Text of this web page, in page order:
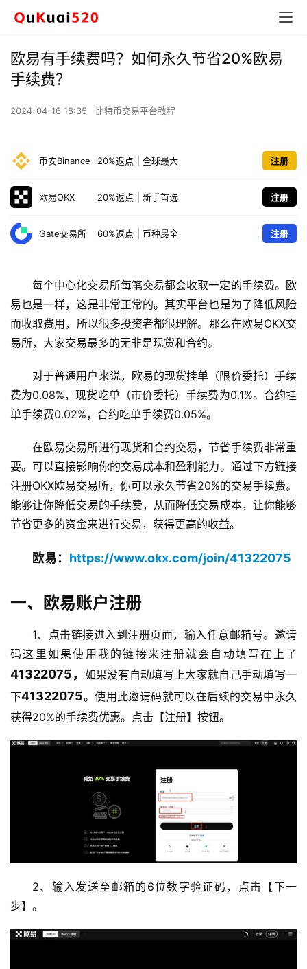
欧易有手续费吗？如何永久节省20%欧易
手续费？
2024-04-16 18:35 比特币交易平台教程
币安Binance 20%返点 全球最大 注册
欧易OKX 20%返点 新手首选 注册
Gate交易所 60%返点 币种最全 注册
每个中心化交易所每笔交易都会收取一定的手续费。欧
易也是一样，这是非常正常的。其实平台也是为了降低风险
而收取费用，所以很多投资者都很理解。那么在欧易OKX交
易所，大家交易最多的无非是现货和合约。
对于普通用户来说，欧易的现货挂单（限价委托）手续
费为0.08%，现货吃单（市价委托）手续费为0.1%。合约挂
单手续费0.02%，合约吃单手续费0.05%。
在欧易交易所进行现货和合约交易，节省手续费非常重
要。可以直接影响你的交易成本和盈利能力。通过下方链接
注册OKX欧易交易所，你可以永久节省20%的交易手续费。
能够让你降低交易的手续费，从而降低交易成本，让你能够
节省更多的资金来进行交易，获得更高的收益。
欧易： https://www.okx.com/join/41322075
一、欧易账户注册
1、点击链接进入到注册页面，输入任意邮箱号。邀请
码这里如果使用我的链接来注册就会自动填写在上了
41322075， 如果没有自动填写上大家就自己手动填写一
下41322075。使用此邀请码就可以在后续的交易中永久
获得20%的手续费优惠。 点击【注册】按钮。
2、输入发送至邮箱的6位数字验证码，点击【下一
步】。